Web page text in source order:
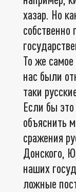
хазар. Но
собственно
То же
нас были
таки
Если бы
объяснить
сражения
Донского,
наших
ложные